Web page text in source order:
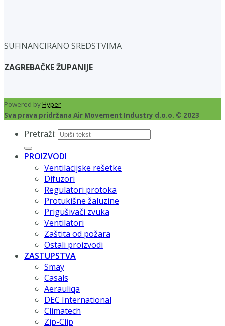
SUFINANCIRANO SREDSTVIMA
ZAGREBAČKE ŽUPANIJE
Powered byHyper
Sva prava pridržana Air Movement Industry d.o.o. © 2023
Pretraži:
PROIZVODI
Ventilacijske rešetke
Difuzori
Regulatori protoka
Protukišne žaluzine
Prigušivači zvuka
Ventilatori
Zaštita od požara
Ostali proizvodi
ZASTUPSTVA
Smay
Casals
Aerauliqa
DEC International
Climatech
Zip-Clip